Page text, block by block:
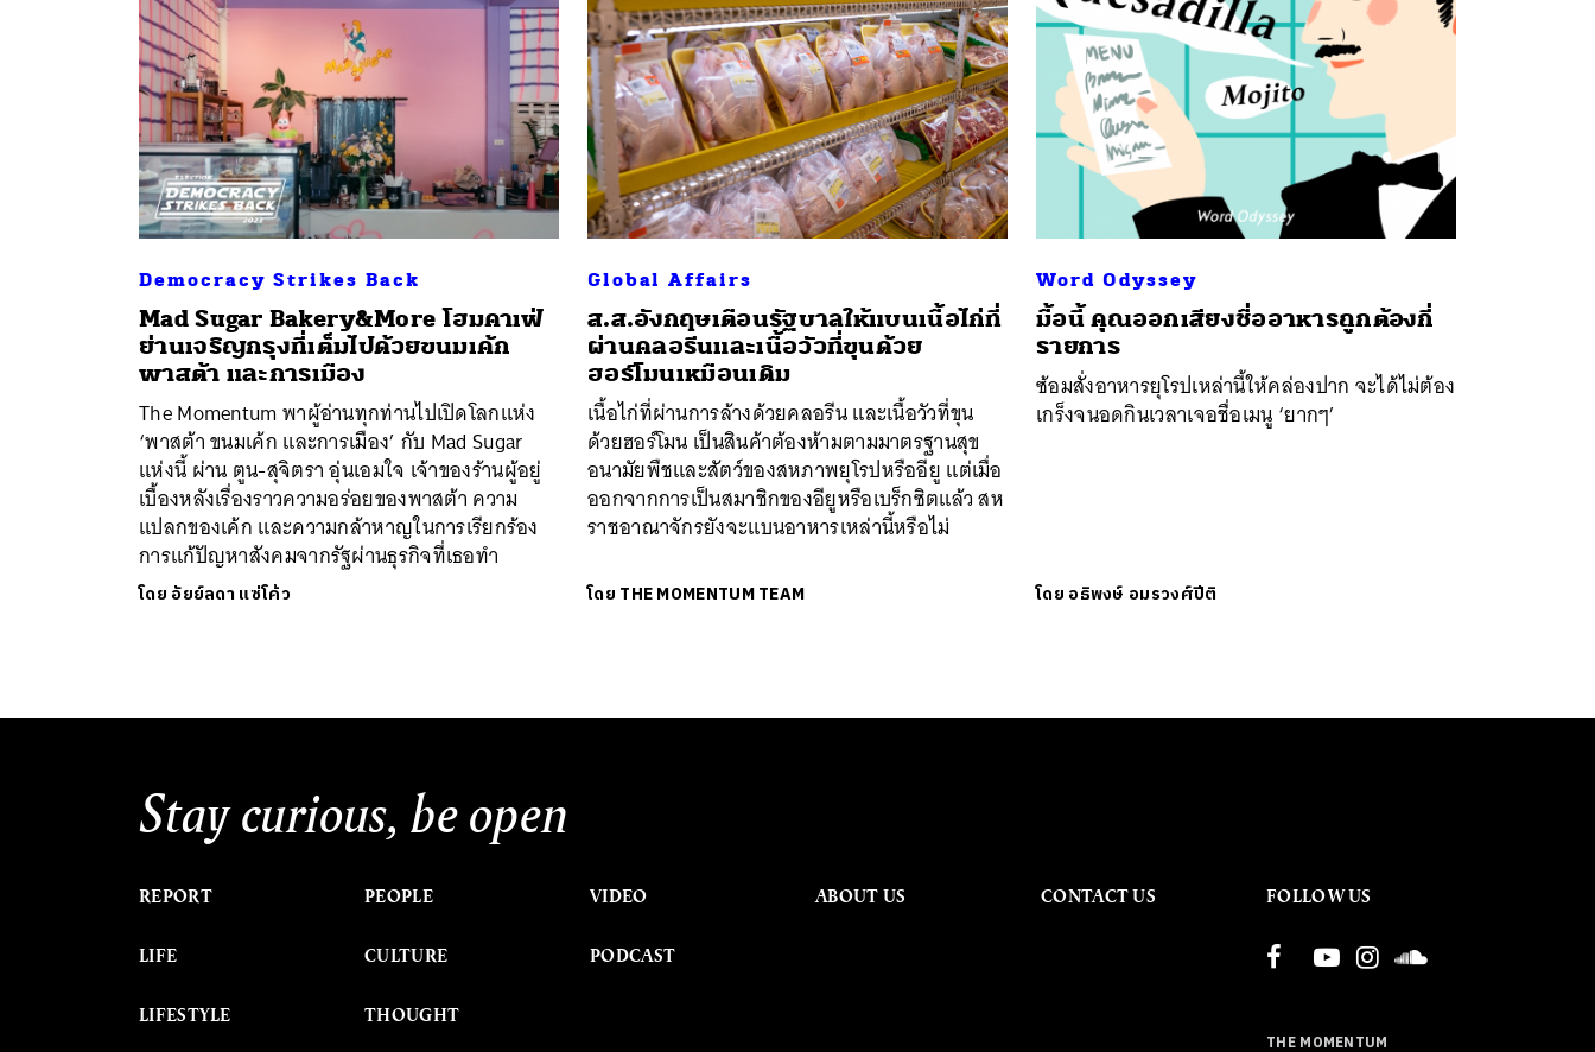
Democracy Strikes Back
Mad Sugar Bakery&More โฮมคาเฟ่
ย่านเจริญกรุงที่เต็มไปด้วยขนมเค้ก
พาสต้า และการเมือง
The Momentum พาผู้อ่านทุกท่านไปเปิดโลกแห่ง
‘พาสต้า ขนมเค้ก และการเมือง’ กับ Mad Sugar
แห่งนี้ ผ่าน ตูน-สุจิตรา อุ่นเอมใจ เจ้าของร้านผู้อยู่
เบื้องหลังเรื่องราวความอร่อยของพาสต้า ความ
แปลกของเค้ก และความกล้าหาญในการเรียกร้อง
การแก้ปัญหาสังคมจากรัฐผ่านธุรกิจที่เธอทำ
โดย อัยย์ลดา แซ่โค้ว
Global Affairs
ส.ส.อังกฤษเตือนรัฐบาลให้แบนเนื้อไก่ที่
ผ่านคลอรีนและเนื้อวัวที่ขุนด้วย
ฮอร์โมนเหมือนเดิม
เนื้อไก่ที่ผ่านการล้างด้วยคลอรีน และเนื้อวัวที่ขุน
ด้วยฮอร์โมน เป็นสินค้าต้องห้ามตามมาตรฐานสุข
อนามัยพืชและสัตว์ของสหภาพยุโรปหรืออียู แต่เมื่อ
ออกจากการเป็นสมาชิกของอียูหรือเบร็กซิตแล้ว สห
ราชอาณาจักรยังจะแบนอาหารเหล่านี้หรือไม่
โดย THE MOMENTUM TEAM
Word Odyssey
มื้อนี้ คุณออกเสียงชื่ออาหารถูกต้องกี่
รายการ
ซ้อมสั่งอาหารยุโรปเหล่านี้ให้คล่องปาก จะได้ไม่ต้อง
เกร็งจนอดกินเวลาเจอชื่อเมนู ‘ยากๆ’
โดย อธิพงษ์ อมรวงศ์ปีติ
Stay curious, be open
REPORT
LIFE
LIFESTYLE
PEOPLE
CULTURE
THOUGHT
VIDEO
PODCAST
ABOUT US CONTACT US FOLLOW US
THE MOMENTUM
SHARE TWEET LINE EMAIL